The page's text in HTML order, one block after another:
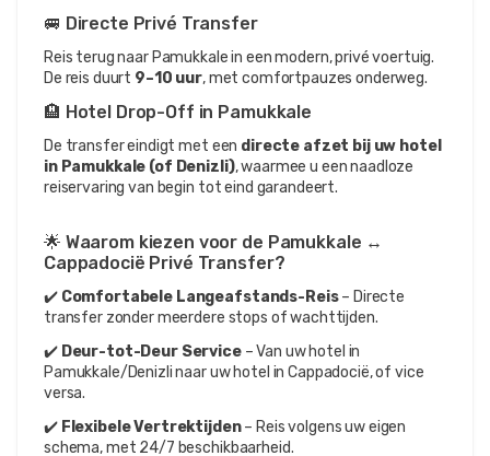
🚐 Directe Privé Transfer
Reis terug naar Pamukkale in een modern, privé voertuig.
De reis duurt 9–10 uur, met comfortpauzes onderweg.
🏨 Hotel Drop-Off in Pamukkale
De transfer eindigt met een directe afzet bij uw hotel
in Pamukkale (of Denizli), waarmee u een naadloze
reiservaring van begin tot eind garandeert.
🌟 Waarom kiezen voor de Pamukkale ↔
Cappadocië Privé Transfer?
✔️ Comfortabele Langeafstands-Reis – Directe
transfer zonder meerdere stops of wachttijden.
✔️ Deur-tot-Deur Service – Van uw hotel in
Pamukkale/Denizli naar uw hotel in Cappadocië, of vice
versa.
✔️ Flexibele Vertrektijden – Reis volgens uw eigen
schema, met 24/7 beschikbaarheid.